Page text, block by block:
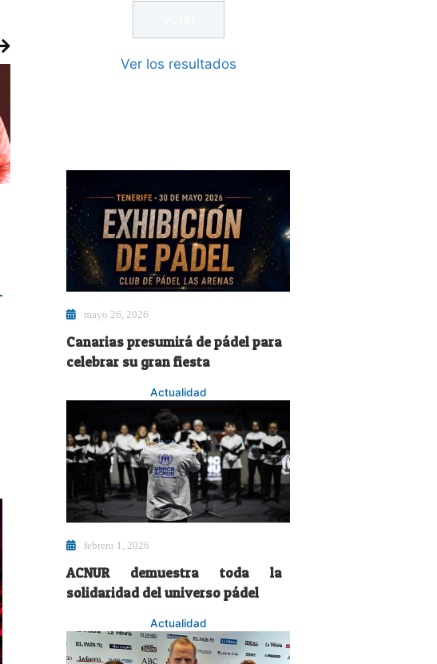
Ver los resultados
mayo 26, 2026
Canarias presumirá de pádel para
celebrar su gran fiesta
Actualidad
febrero 1, 2026
ACNUR demuestra toda la
solidaridad del universo pádel
Actualidad